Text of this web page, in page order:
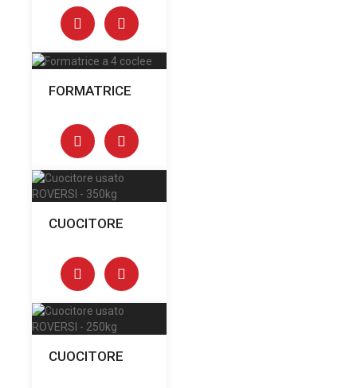
FORMATRICE
CUOCITORE
CUOCITORE